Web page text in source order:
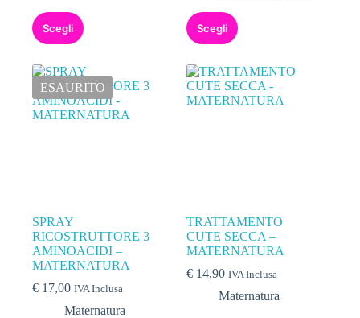
Scegli Scegli
ESAURITO
SPRAY
RICOSTRUTTORE 3
AMINOACIDI –
MATERNATURA
€ 17,00 IVA Inclusa
Maternatura
TRATTAMENTO
CUTE SECCA –
MATERNATURA
€ 14,90 IVA Inclusa
Maternatura